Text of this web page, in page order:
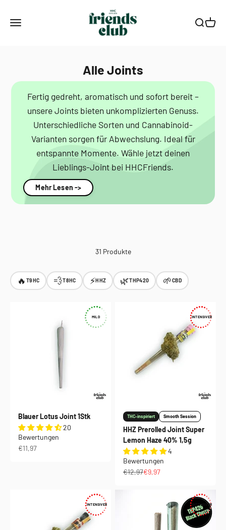
Menü
Smagro GmbH
Suche
Alle Joints
Fertig gedreht, aromatisch und sofort bereit –
unsere Joints bieten unkomplizierten Genuss.
Unterschiedliche Sorten und Cannabinoid-
Varianten sorgen für Abwechslung. Ideal für
entspannte Momente. Wähle jetzt deinen
Lieblings-Joint bei HHCFriends.
Mehr Lesen ->
31 Produkte
🔥 T9HC 💨T8HC ⚡HHZ 🌿THP420 🌱CBD
MILD
Blauer Lotus Joint 1Stk
20
Bewertungen
Angebot
€11,97
INTENSIVER
THC-inspiriert Smooth Session
HHZ Prerolled Joint Super
Lemon Haze 40% 1,5g
4
Bewertungen
Regulärer Preis
€12,97Angebot
€9,97
INTENSIVER INTENSIVER